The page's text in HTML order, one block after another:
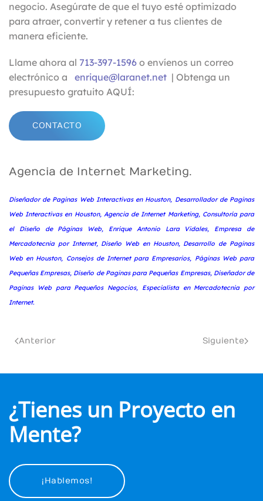
negocio. Asegúrate de que el tuyo esté optimizado
para atraer, convertir y retener a tus clientes de
manera eficiente.
Llame ahora al 713-397-1596 o envíenos un correo
electrónico a enrique@laranet.net | Obtenga un
presupuesto gratuito AQUÍ:
CONTACTO
Agencia de Internet Marketing.
Diseñador de Paginas Web Interactivas en Houston, Desarrollador de Paginas
Web Interactivas en Houston, Agencia de Internet Marketing, Consultoría para
el Diseño de Páginas Web, Enrique Antonio Lara Vidales, Empresa de
Mercadotecnia por Internet, Diseño Web en Houston, Desarrollo de Paginas
Web en Houston, Consejos de Internet para Empresarios, Páginas Web para
Pequeñas Empresas, Diseño de Paginas para Pequeñas Empresas, Diseñador de
Paginas Web para Pequeños Negocios, Especialista en Mercadotecnia por
Internet.
Anterior Siguiente
¿Tienes un Proyecto en
Mente?
¡Hablemos!